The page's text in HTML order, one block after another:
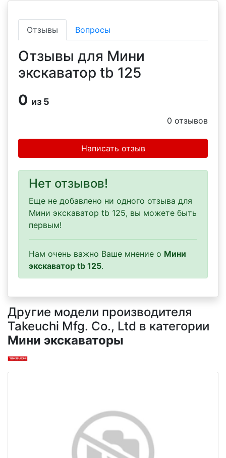
Отзывы Вопросы
Отзывы для Мини
экскаватор tb 125
0 из 5
0 отзывов
Написать отзыв
Нет отзывов!
Еще не добавлено ни одного отзыва для
Мини экскаватор tb 125, вы можете быть
первым!
Нам очень важно Ваше мнение о Мини
экскаватор tb 125.
Другие модели производителя
Takeuchi Mfg. Co., Ltd в категории
Мини экскаваторы